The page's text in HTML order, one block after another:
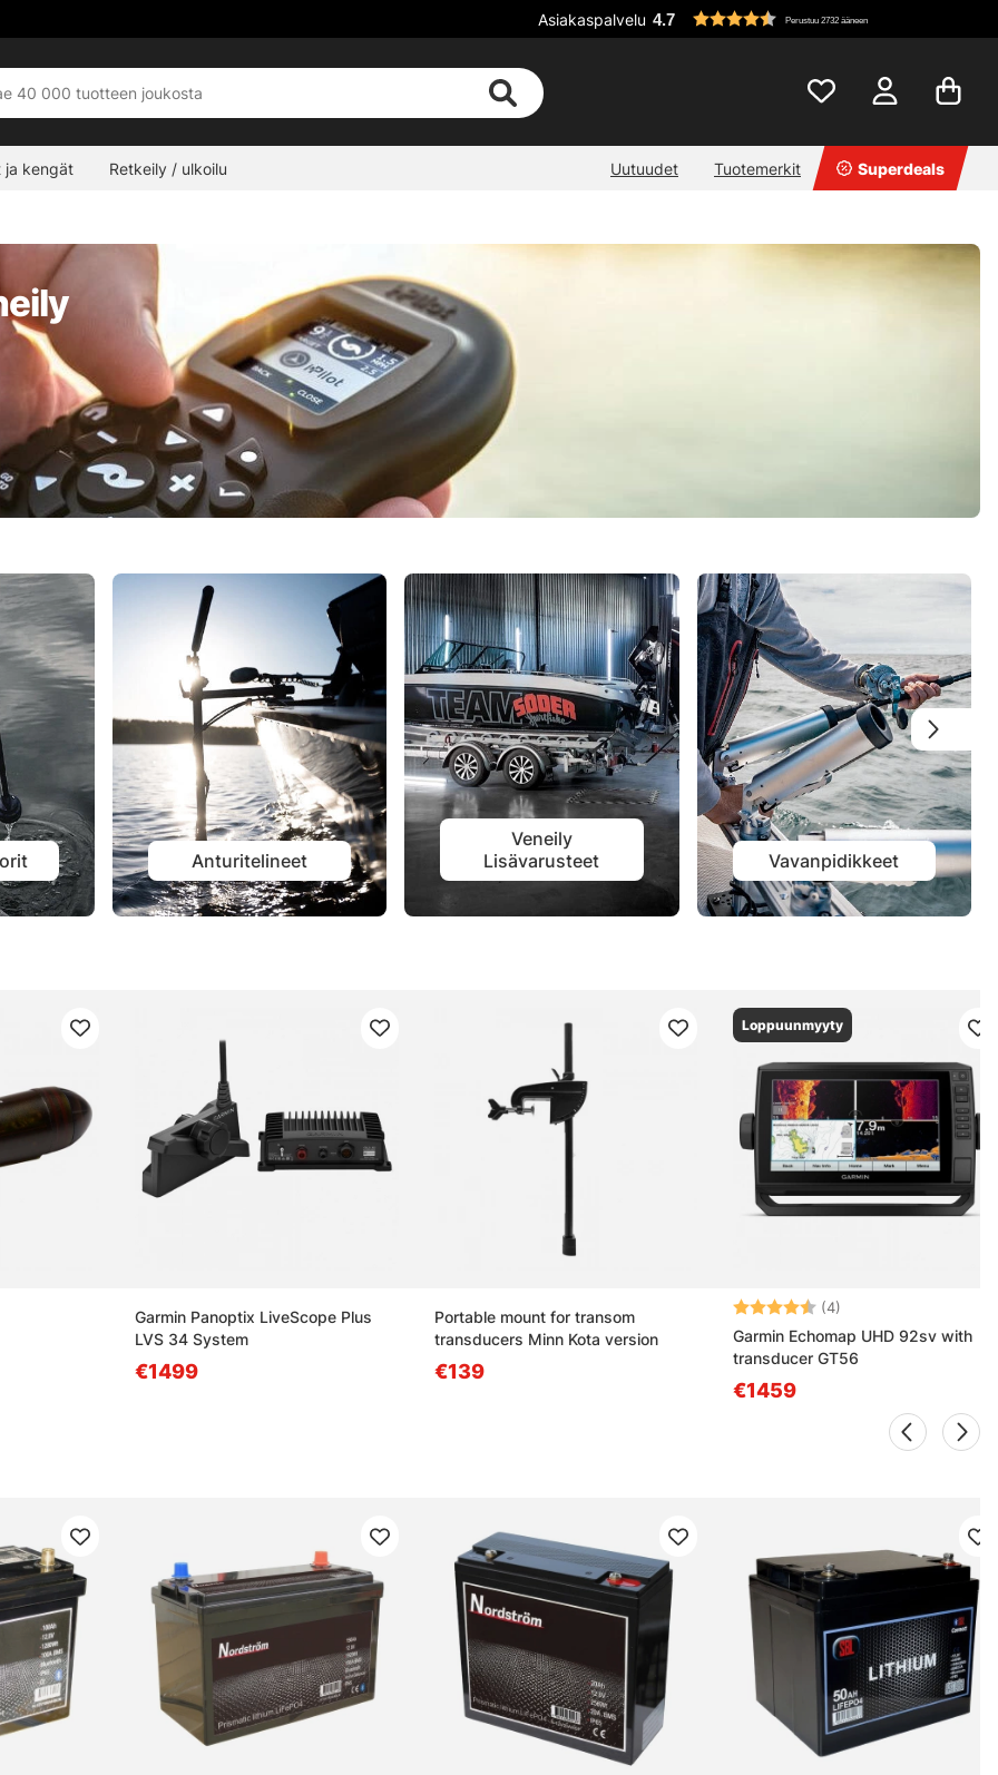
Asiakaspalvelu 4.7 Perustuu 2732 ääneen
ja kengät Retkeily / ulkoilu Uutuudet Tuotemerkit Superdeals
Anturitelineet
Veneily
Lisävarusteet
Vavanpidikkeet
Garmin Panoptix LiveScope Plus
LVS 34 System
€1499
Portable mount for transom
transducers Minn Kota version
€139
Loppuunmyyty
Arvio: (4)
Garmin Echomap UHD 92sv with
transducer GT56
€1459